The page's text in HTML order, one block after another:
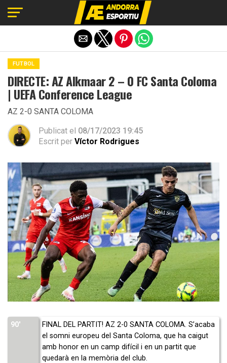
FUTBOL
DIRECTE: AZ Alkmaar 2 – 0 FC Santa Coloma
| UEFA Conference League
AZ 2-0 SANTA COLOMA
Publicat el 08/17/2023 19:45
Escrit per Víctor Rodrigues
90′
FINAL DEL PARTIT! AZ 2-0 SANTA COLOMA. S’acaba
el somni europeu del Santa Coloma, que ha caigut
amb honor en un camp difícil i en un partit que
quedarà en la memòria del club.
Exit mobile version